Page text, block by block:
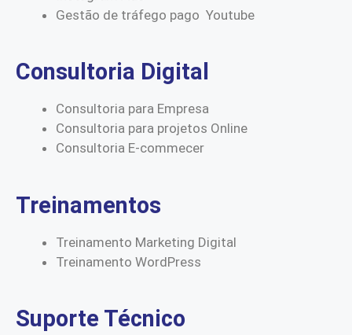
Gestão de tráfego pago Youtube
Consultoria Digital
Consultoria para Empresa
Consultoria para projetos Online
Consultoria E-commecer
Treinamentos
Treinamento Marketing Digital
Treinamento WordPress
Suporte Técnico